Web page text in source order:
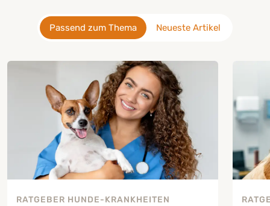
Passend zum Thema Neueste Artikel
RATGEBER HUNDE-KRANKHEITEN